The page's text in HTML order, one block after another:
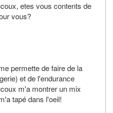
etes vous contents de
vous?
permette de faire de la
et de l'endurance
m'a montrer un mix
tapé dans l'oeil!